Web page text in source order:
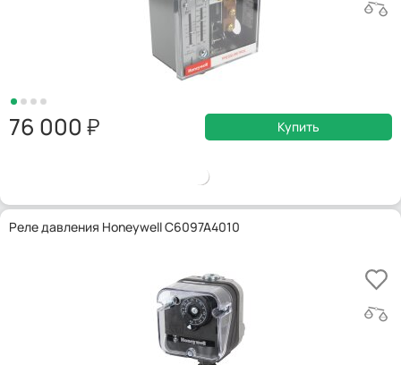
76 000 Купить
Реле давления Honeywell C6097A4010